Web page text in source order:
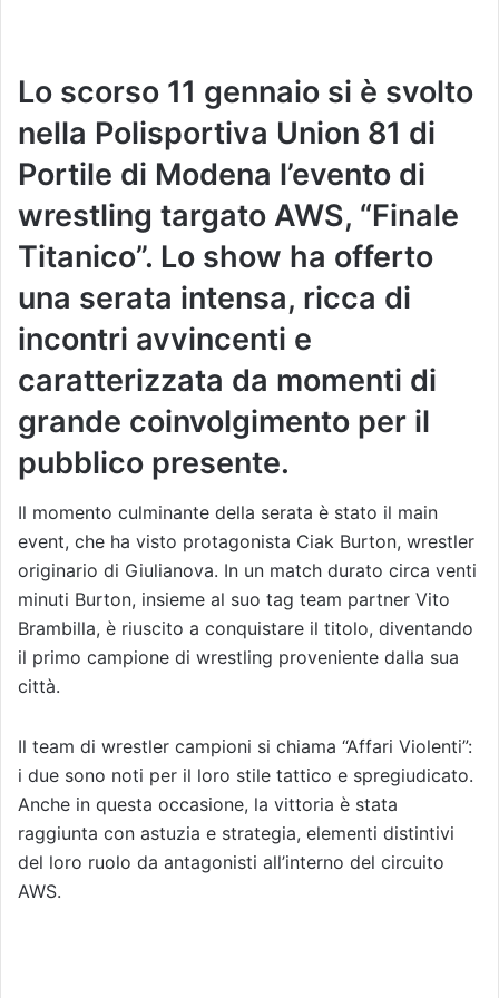
Lo scorso 11 gennaio si è svolto
nella Polisportiva Union 81 di
Portile di Modena l’evento di
wrestling targato AWS, “Finale
Titanico”. Lo show ha offerto
una serata intensa, ricca di
incontri avvincenti e
caratterizzata da momenti di
grande coinvolgimento per il
pubblico presente.
Il momento culminante della serata è stato il main
event, che ha visto protagonista Ciak Burton, wrestler
originario di Giulianova. In un match durato circa venti
minuti Burton, insieme al suo tag team partner Vito
Brambilla, è riuscito a conquistare il titolo, diventando
il primo campione di wrestling proveniente dalla sua
città.
Il team di wrestler campioni si chiama “Affari Violenti”:
i due sono noti per il loro stile tattico e spregiudicato.
Anche in questa occasione, la vittoria è stata
raggiunta con astuzia e strategia, elementi distintivi
del loro ruolo da antagonisti all’interno del circuito
AWS.